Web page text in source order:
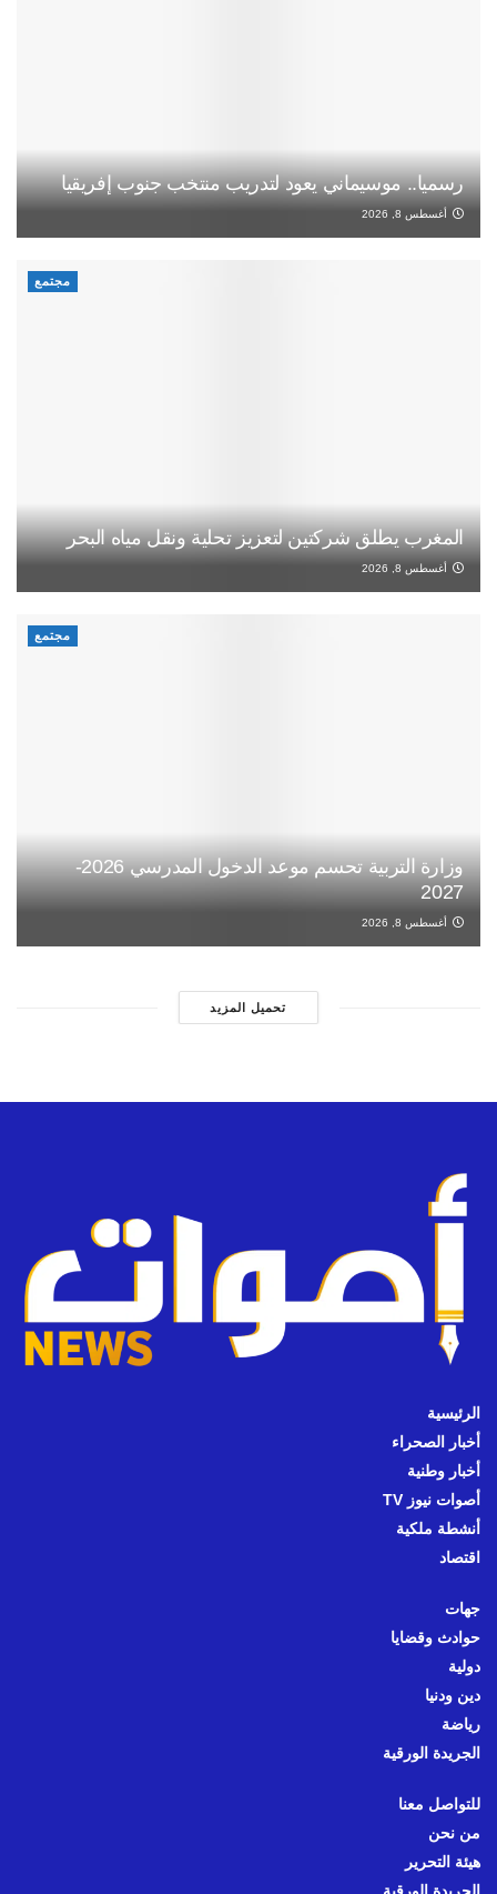
رسميا.. موسيماني يعود لتدريب منتخب جنوب إفريقيا
أغسطس 8, 2026
مجتمع
المغرب يطلق شركتين لتعزيز تحلية ونقل مياه البحر
أغسطس 8, 2026
مجتمع
وزارة التربية تحسم موعد الدخول المدرسي 2026-
2027
أغسطس 8, 2026
تحميل المزيد
الرئيسية
أخبار الصحراء
أخبار وطنية
أصوات نيوز TV
أنشطة ملكية
اقتصاد
جهات
حوادث وقضايا
دولية
دين ودنيا
رياضة
الجريدة الورقية
للتواصل معنا
من نحن
هيئة التحرير